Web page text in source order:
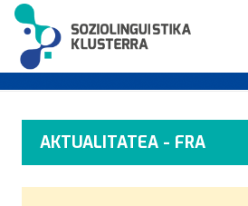
AKTUALITATEA - FRA